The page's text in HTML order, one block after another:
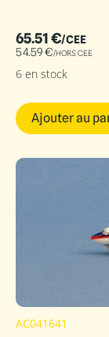
65.51€/CEE
54.59€/HORS CEE
6 en stock
Ajouter au
AC041641